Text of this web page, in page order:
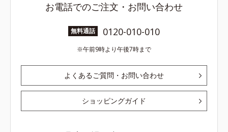
お電話でのご注文・お問い合わせ
無料通話 0120-010-010
午前9時より午後7時まで
よくあるご質問・お問い合わせ
ショッピングガイド